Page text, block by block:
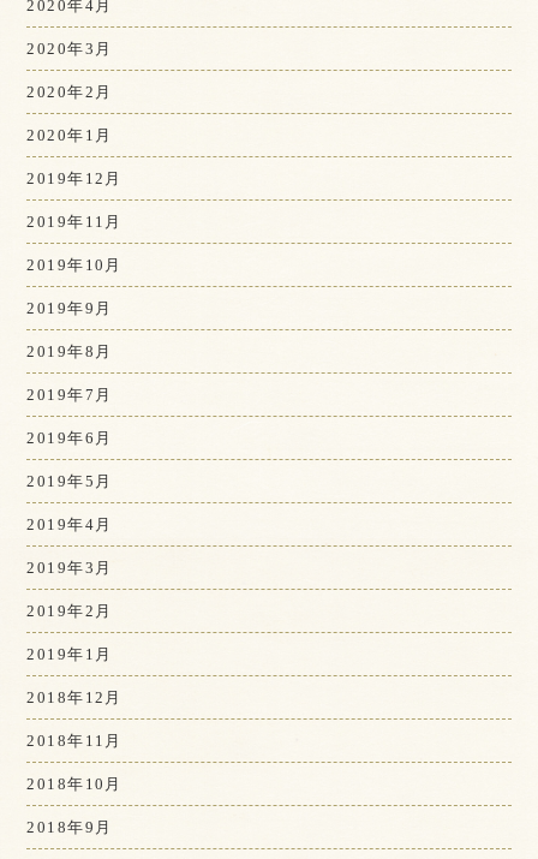
2020年4月
2020年3月
2020年2月
2020年1月
2019年12月
2019年11月
2019年10月
2019年9月
2019年8月
2019年7月
2019年6月
2019年5月
2019年4月
2019年3月
2019年2月
2019年1月
2018年12月
2018年11月
2018年10月
2018年9月